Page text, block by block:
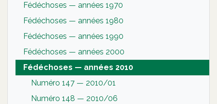
Fédéchoses — années 1970
Fédéchoses — années 1980
Fédéchoses — années 1990
Fédéchoses — années 2000
Fédéchoses — années 2010
Numéro 147 — 2010/01
Numéro 148 — 2010/06